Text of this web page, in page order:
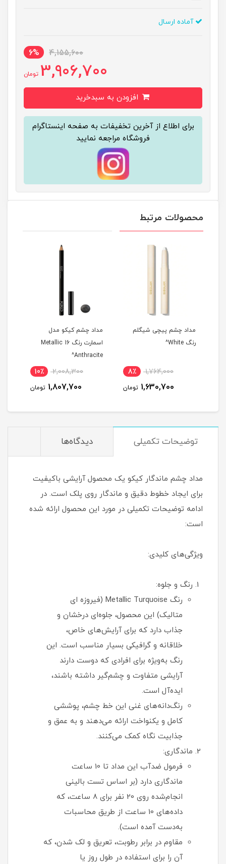
آماده ارسال
4,155,600
6%
3,906,700 تومان
برای اطلاع از آخرین تخفیفات به صفحه اینستاگرام
فروشگاه مراجعه نمایید
محصولات مرتبط
مداد چشم پیچی شیگلم
رنگ White^
1,764,000 8٪
1,630,700 تومان
مداد چشم کیکو مدل
اسمارت رنگ 16 Metallic
Anthracite^
2,008,300 10٪
1,807,700 تومان
توضیحات تکمیلی دیدگاه‌ها
مداد چشم ماندگار کیکو یک محصول آرایشی باکیفیت
برای ایجاد خطوط دقیق و ماندگار روی پلک است. در
ادامه توضیحات تکمیلی در مورد این محصول ارائه شده
است:
ویژگی‌های کلیدی:
رنگ و جلوه:
رنگ Metallic Turquoise (فیروزه ای
متالیک) این محصول، جلوه‌ای درخشان و
جذاب دارد که برای آرایش‌های خاص،
خلاقانه و گرافیکی بسیار مناسب است. این
رنگ به‌ویژه برای افرادی که دوست دارند
آرایشی متفاوت و چشم‌گیر داشته باشند،
ایده‌آل است.
رنگ‌دانه‌های غنی این خط چشم، پوششی
کامل و یکنواخت ارائه می‌دهند و به عمق و
جذابیت نگاه کمک می‌کنند.
ماندگاری:
فرمول ضدآب این مداد تا 10 ساعت
ماندگاری دارد (بر اساس تست بالینی
انجام‌شده روی 20 نفر برای 8 ساعت، که
داده‌های 10 ساعت از طریق محاسبات
به‌دست آمده است).
مقاوم در برابر رطوبت، تعریق و لک شدن، که
آن را برای استفاده در طول روز یا